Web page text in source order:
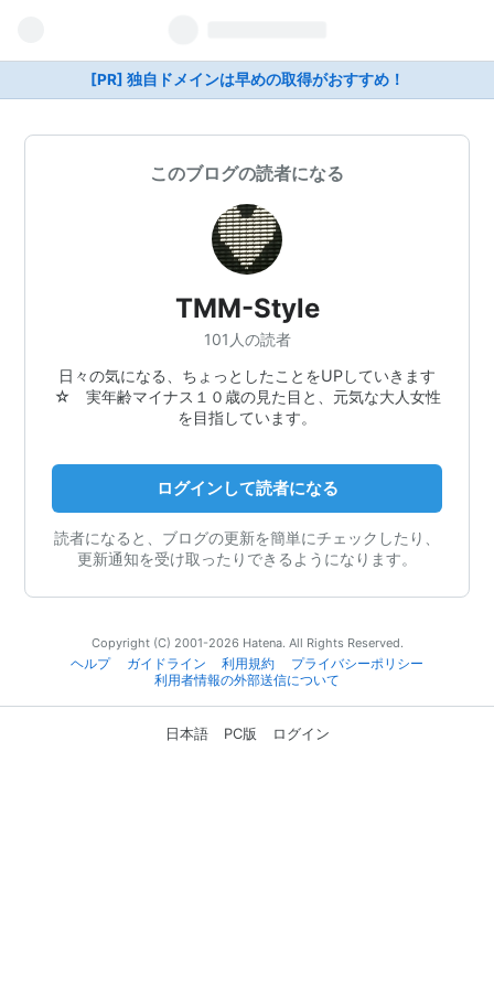
[PR] 独自ドメインは早めの取得がおすすめ！
このブログの読者になる
TMM-Style
101人の読者
日々の気になる、ちょっとしたことをUPしていきます
☆ 実年齢マイナス１０歳の見た目と、元気な大人女性
を目指しています。
ログインして読者になる
読者になると、ブログの更新を簡単にチェックしたり、
更新通知を受け取ったりできるようになります。
Copyright (C) 2001-2026 Hatena. All Rights Reserved.
ヘルプ
ガイドライン 利用規約
プライバシーポリシー
利用者情報の外部送信について
日本語 PC版 ログイン